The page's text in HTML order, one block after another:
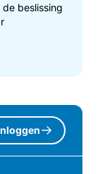
beslissing